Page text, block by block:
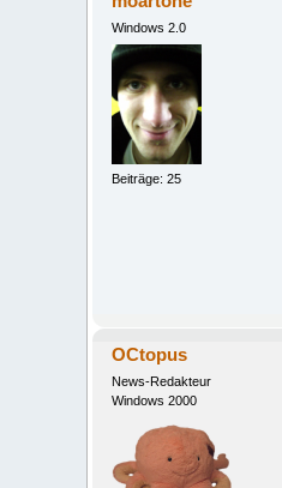
Windows 2.0
Beiträge: 25
OCtopus
News-Redakteur
Windows 2000